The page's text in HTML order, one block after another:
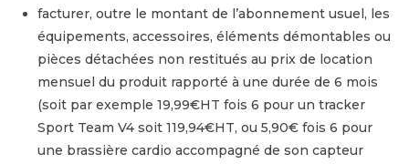
facturer, outre le montant de l’abonnement usuel, les
équipements, accessoires, éléments démontables ou
pièces détachées non restitués au prix de location
mensuel du produit rapporté à une durée de 6 mois
(soit par exemple 19,99€HT fois 6 pour un tracker
Sport Team V4 soit 119,94€HT, ou 5,90€ fois 6 pour
une brassière cardio accompagné de son capteur